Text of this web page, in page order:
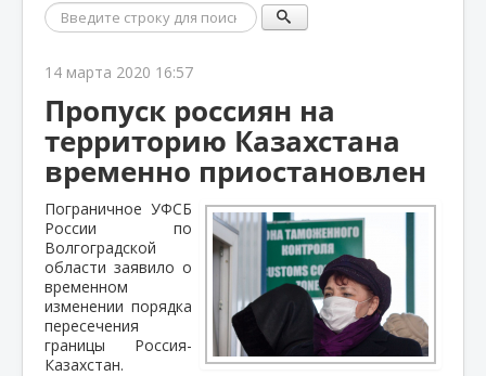
Поиск
14 марта 2020 16:57
Пропуск россиян на
территорию Казахстана
временно приостановлен
Пограничное УФСБ
России по
Волгоградской
области заявило о
временном
изменении порядка
пересечения
границы Россия-
Казахстан.